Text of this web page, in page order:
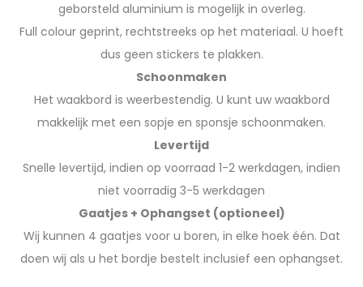
geborsteld aluminium is mogelijk in overleg.
Full colour geprint, rechtstreeks op het materiaal. U hoeft
dus geen stickers te plakken.
Schoonmaken
Het waakbord is weerbestendig. U kunt uw waakbord
makkelijk met een sopje en sponsje schoonmaken.
Levertijd
Snelle levertijd, indien op voorraad 1-2 werkdagen, indien
niet voorradig 3-5 werkdagen
Gaatjes + Ophangset (optioneel)
Wij kunnen 4 gaatjes voor u boren, in elke hoek één. Dat
doen wij als u het bordje bestelt inclusief een ophangset.